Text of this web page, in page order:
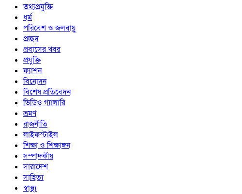
তথ্যপ্রযুক্তি
ধর্ম
পরিবেশ ও জলবায়ু
প্রচ্ছদ
প্রবাসের খবর
প্রযুক্তি
ফ্যাশন
বিনোদন
বিশেষ প্রতিবেদন
ভিডিও গ্যালারি
ভ্রমণ
রাজনীতি
লাইফস্টাইল
শিক্ষা ও শিক্ষাঙ্গন
সম্পাদকীয়
সারাদেশ
সাহিত্য
স্বাস্থ্য